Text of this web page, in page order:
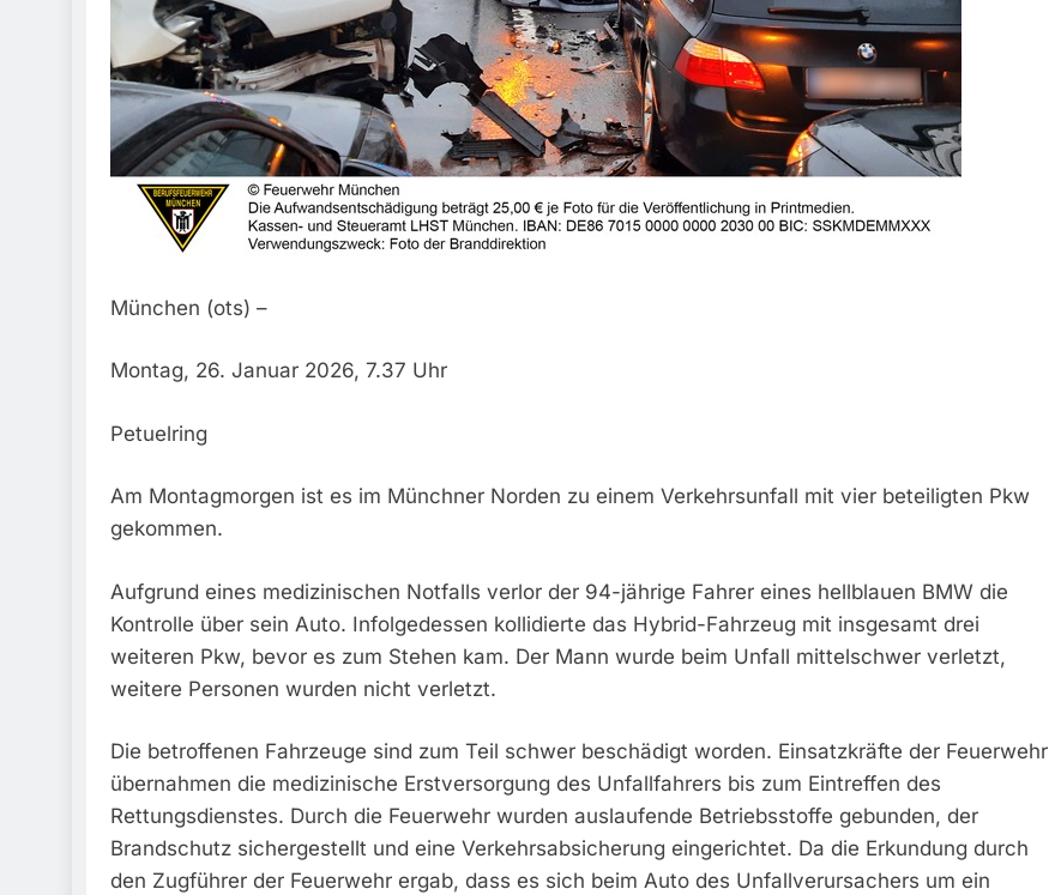
München (ots) –
Montag, 26. Januar 2026, 7.37 Uhr
Petuelring
Am Montagmorgen ist es im Münchner Norden zu einem Verkehrsunfall mit vier beteiligten Pkw
gekommen.
Aufgrund eines medizinischen Notfalls verlor der 94-jährige Fahrer eines hellblauen BMW die
Kontrolle über sein Auto. Infolgedessen kollidierte das Hybrid-Fahrzeug mit insgesamt drei
weiteren Pkw, bevor es zum Stehen kam. Der Mann wurde beim Unfall mittelschwer verletzt,
weitere Personen wurden nicht verletzt.
Die betroffenen Fahrzeuge sind zum Teil schwer beschädigt worden. Einsatzkräfte der Feuerwehr
übernahmen die medizinische Erstversorgung des Unfallfahrers bis zum Eintreffen des
Rettungsdienstes. Durch die Feuerwehr wurden auslaufende Betriebsstoffe gebunden, der
Brandschutz sichergestellt und eine Verkehrsabsicherung eingerichtet. Da die Erkundung durch
den Zugführer der Feuerwehr ergab, dass es sich beim Auto des Unfallverursachers um ein